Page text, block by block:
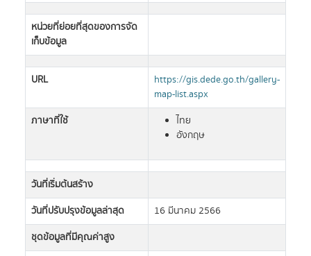
หน่วยที่ย่อยที่สุดของการจัด
เก็บข้อมูล
URL
https://gis.dede.go.th/gallery-
map-list.aspx
ภาษาที่ใช้
ไทย
อังกฤษ
วันที่เริ่มต้นสร้าง
วันที่ปรับปรุงข้อมูลล่าสุด
16 มีนาคม 2566
ชุดข้อมูลที่มีคุณค่าสูง